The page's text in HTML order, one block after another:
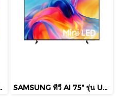
4K Smart TV (2026) SAMSUNG ทีวี AI 75" รุ่น UA75M75HAKXXT Mini LED M75H 4K Smart TV (2026)